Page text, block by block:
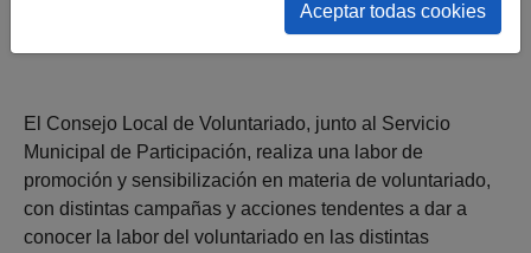
El Consejo Local de Voluntariado, junto al Servicio
Municipal de Participación, realiza una labor de
promoción y sensibilización en materia de voluntariado,
con distintas campañas y acciones tendentes a dar a
conocer la labor del voluntariado en las distintas
Aceptar todas cookies